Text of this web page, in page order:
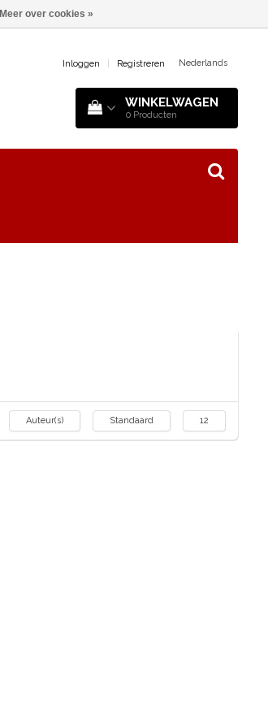
Inloggen Registreren Nederlands
WINKELWAGEN
0 Producten
Auteur(s) Standaard 12
Meer over cookies »